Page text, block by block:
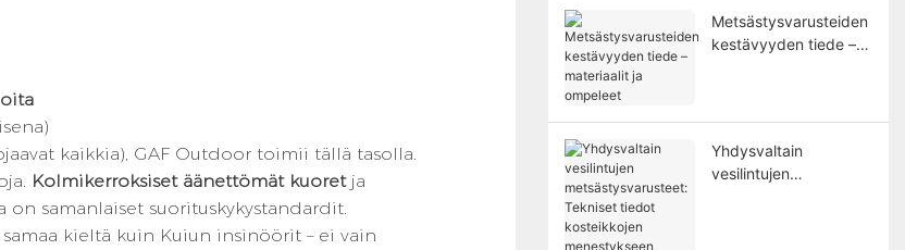
kaikkia), GAF Outdoor toimii tällä tasolla.
Kolmikerroksiset äänettömät kuoretja
samanlaiset suorituskykystandardit.
kieltä kuin Kuiun insinöörit – ei vain
Metsästysvarusteiden
kestävyyden tiede –
Yhdysvaltain
vesilintujen